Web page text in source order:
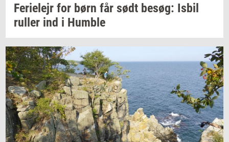
Fe­ri­e­lejr for børn får sødt besøg: Isbil
rul­ler ind i Hum­b­le